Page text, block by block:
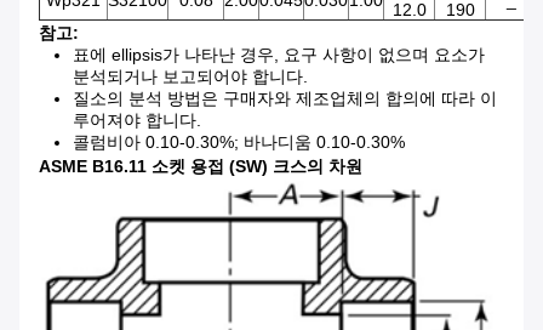
12.0
190
참고:
표에 ellipsis가 나타난 경우, 요구 사항이 없으며 요소가
분석되거나 보고되어야 합니다.
질소의 분석 방법은 구매자와 제조업체의 합의에 따라 이
루어져야 합니다.
콜럼비아 0.10-0.30%; 바나디움 0.10-0.30%
ASME B16.11 소켓 용접 (SW) 크스의 차원